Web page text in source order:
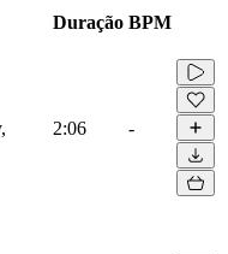
Duração BPM
2:06 -